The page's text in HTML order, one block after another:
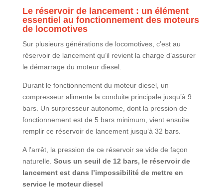
Le réservoir de lancement : un élément
essentiel au fonctionnement des moteurs
de locomotives
Sur plusieurs générations de locomotives, c’est au
réservoir de lancement qu’il revient la charge d’assurer
le démarrage du moteur diesel.
Durant le fonctionnement du moteur diesel, un
compresseur alimente la conduite principale jusqu’à 9
bars. Un surpresseur autonome, dont la pression de
fonctionnement est de 5 bars minimum, vient ensuite
remplir ce réservoir de lancement jusqu’à 32 bars.
A l’arrêt, la pression de ce réservoir se vide de façon
naturelle. Sous un seuil de 12 bars, le réservoir de
lancement est dans l’impossibilité de mettre en
service le moteur diesel